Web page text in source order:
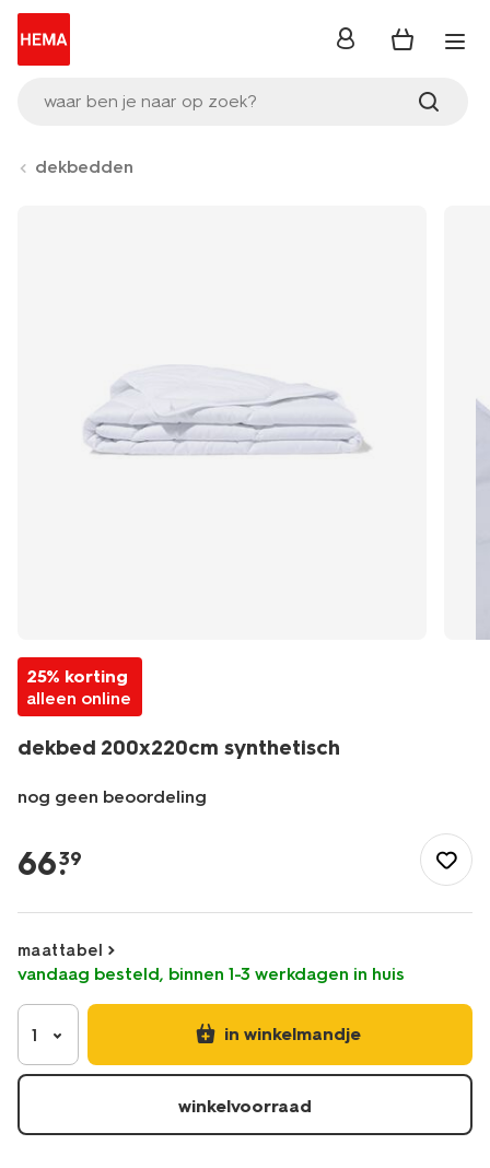
waar ben je naar op zoek?
inloggen
dekbedden
25% korting
alleen online
dekbed 200x220cm synthetisch
nog geen beoordeling
slapen/slapen/dekbedden/dekbed-
200x220cm-
5500109.html
66.
39
maattabel
vandaag besteld, binnen 1-3 werkdagen in huis
1 in winkelmandje
winkelvoorraad